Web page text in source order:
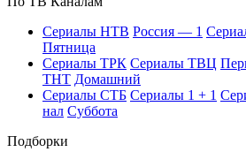
Се­риа­лы НТВ Рос­сия — 1
Пят­ни­ца
Се­риа­лы ТРК Се­риа­лы ТВЦ
ТНТ До­маш­ний
Се­риа­лы СТБ Се­риа­лы 1 + 1
нал Суб­бо­та
Подборки